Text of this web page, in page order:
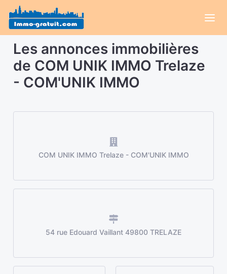
Les annonces immobilières
de COM UNIK IMMO Trelaze
- COM'UNIK IMMO
COM UNIK IMMO Trelaze - COM'UNIK IMMO
54 rue Edouard Vaillant 49800 TRELAZE